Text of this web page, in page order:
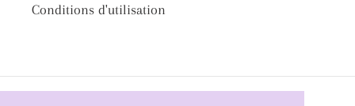
Conditions d'utilisation